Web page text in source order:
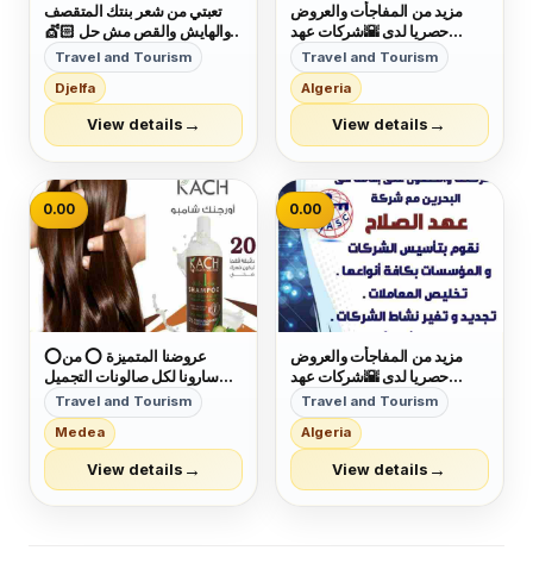
تعبتي من شعر بنتك المتقصف
والهايش والقص مش حل 💇🏻
كاش شامبو 🧴هو الحل 🗝
بمكونات طبيعية 100% أحصلي
على شعر ناعم وصحي🧝
&zwj;♀ آمن جدآ على الأطفال
👩&zwj;👧&zwj;👦 يعني
إستخدميه لبنتك وأنتى مطمئنة👌
Travel and Tourism
Djelfa
View details →
مزيد من المفاجأت والعروض
حصريا لدى 🌇شركات عهد
الصلاح بالبحرين🇧🇭 لخدمات
رجال الأعمال وتأسيس الشركات
وتخليص المعاملات وإصدار
السجلات التجارية زيارات
وإقامات لدولة البحرين للتفاصيل
برجاء التواصل خاص🔏...
Travel and Tourism
Algeria
View details →
0.00
⭕عروضنا المتميزة ⭕ من
سارونا لكل صالونات التجميل
تقدم لك شامبو كاش + بروتين
أوجا مع التدريب 👌👌 مش
تدريب فقط 🤔 هنقدم لك شهادة
الجودة من البرازيل 🤩 مستنية
إيه إتصلي شوفي عروضنا
Travel and Tourism
Medea
View details →
0.00
مزيد من المفاجأت والعروض
حصريا لدى 🌇شركات عهد
الصلاح بالبحرين🇧🇭 لخدمات
رجال الأعمال وتأسيس الشركات
وتخليص المعاملات وإصدار
السجلات التجارية زيارات
وإقامات لدولة البحرين للتفاصيل
Travel and Tourism
Algeria
View details →